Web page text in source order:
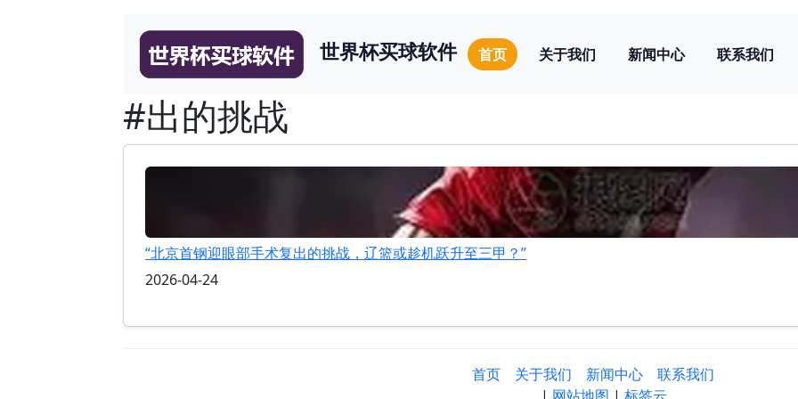
世界杯买球软件 首页 关于我们 新闻中心 联系我们
#出的挑战
“北京首钢迎眼部手术复出的挑战，辽篮或趁机跃升至三甲？”
2026-04-24
首页 关于我们 新闻中心
联系我们